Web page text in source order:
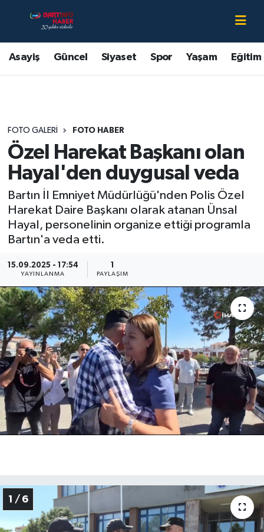
Asayiş Güncel Siyaset Spor Yaşam Eğitim
FOTO GALERI FOTO HABER
Özel Harekat Başkanı olan
Hayal'den duygusal veda
Bartın İl Emniyet Müdürlüğü'nden Polis Özel
Harekat Daire Başkanı olarak atanan Ünsal
Hayal, personelinin organize ettiği programla
Bartın'a veda etti.
15.09.2025 - 17:54
YAYINLANMA
1
PAYLAŞIM
1 / 6
Asayiş
Bartın Hakkında
Eğitim
Ekonomi
Güncel
Kültür-Sanat
Medya
Sağlık
Sinema
Sivil Toplum
Siyaset
Spor
Turizm
Yaşam
Bartın Nöbetçi Eczaneler
Bartın Hava Durumu
Bartın Trafik Yoğunluk Haritası
Süper Lig Puan Durumu ve Fikstür
Tüm Manşetler
Son Dakika Haberleri